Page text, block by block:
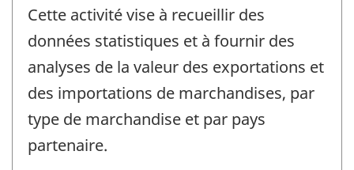
Cette activité vise à recueillir des
données statistiques et à fournir des
analyses de la valeur des exportations et
des importations de marchandises, par
type de marchandise et par pays
partenaire.